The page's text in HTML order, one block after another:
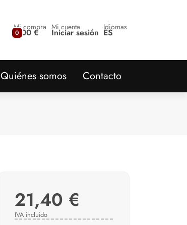
0
Mi compra
0,00 € Mi cuenta
Iniciar sesión Idiomas
ES
Quiénes somos Contacto
21,40 €
IVA incluido